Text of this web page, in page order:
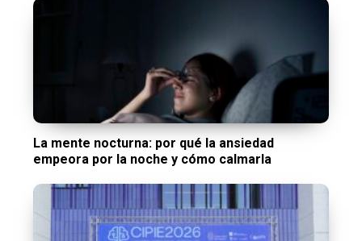
La mente nocturna: por qué la ansiedad
empeora por la noche y cómo calmarla